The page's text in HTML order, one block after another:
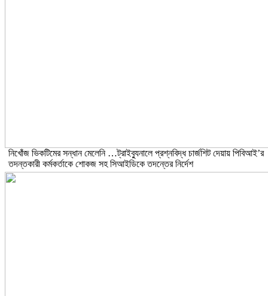
নিখোঁজ ভিকটিমের সন্ধান মেলেনি …ট্রাইব্যুনালে প্রশ্নবিদ্ধ চার্জশিট দেয়ায় পিবিআই’র
তদন্তকারী কর্মকর্তাকে শোকজ সহ সিআইডিকে তদন্তের নির্দেশ